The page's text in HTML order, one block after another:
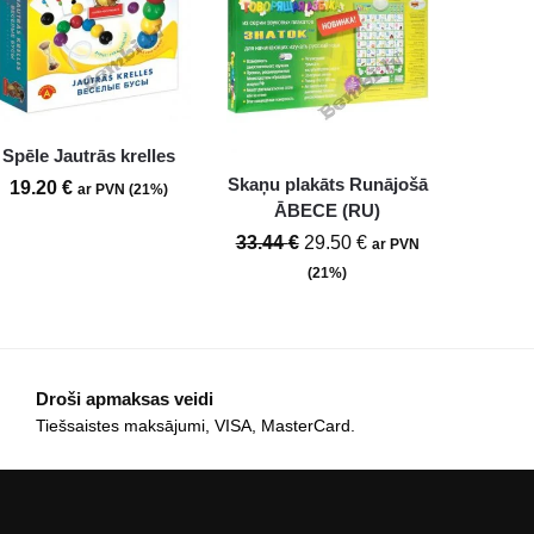
Spēle Jautrās krelles
19.20€ ar PVN (21%)
Skaņu plakāts Runājošā
ĀBECE (RU)
33.44€ 29.50 € ar PVN
(21%)
Droši apmaksas veidi
Tiešsaistes maksājumi, VISA, MasterCard.